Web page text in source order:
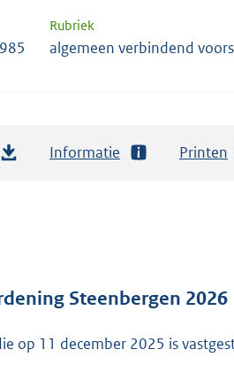
Rubriek
algemeen verbindend
Informatie Printen
Steenbergen 2026
op 11 december 2025 is